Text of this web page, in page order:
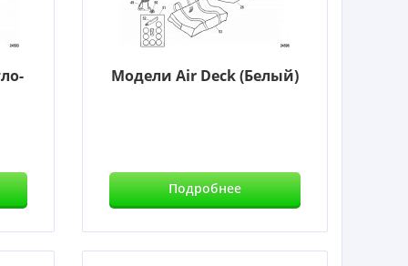
Модели Air Deck (Белый)
Подробнее